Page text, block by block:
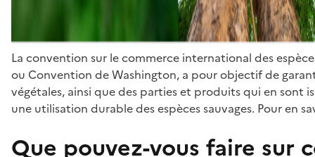
La convention sur le commerce international des
ou Convention de Washington, a pour objectif de
végétales, ainsi que des parties et produits qui en sont
une utilisation durable des espèces sauvages. Pour en
Que pouvez-vous faire sur